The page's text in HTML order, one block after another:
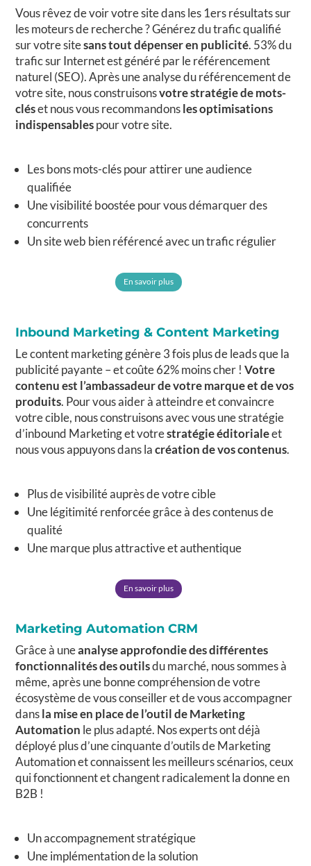
Vous rêvez de voir votre site dans les 1ers résultats sur
les moteurs de recherche ? Générez du trafic qualifié
sur votre sitesans tout dépenser en publicité. 53% du
trafic sur Internet est généré par le référencement
naturel (SEO). Après une analyse du référencement de
votre site, nous construisonsvotre stratégie de mots-
cléset nous vous recommandonsles optimisations
indispensablespour votre site.
Les bons mots-clés pour attirer une audience
qualifiée
Une visibilité boostée pour vous démarquer des
concurrents
Un site web bien référencé avec un trafic régulier
En savoir plus
Inbound Marketing & Content Marketing
Le content marketing génère 3 fois plus de leads que la
publicité payante – et coûte 62% moins cher !Votre
contenu est l’ambassadeur de votre marque et de vos
produits. Pour vous aider à atteindre et convaincre
votre cible, nous construisons avec vous une stratégie
d’inbound Marketing et votrestratégie éditorialeet
nous vous appuyons dans lacréation de vos contenus.
Plus de visibilité auprès de votre cible
Une légitimité renforcée grâce à des contenus de
qualité
Une marque plus attractive et authentique
En savoir plus
Marketing Automation CRM
Grâce à uneanalyse approfondie des différentes
fonctionnalités des outilsdu marché, nous sommes à
même, après une bonne compréhension de votre
écosystème de vous conseiller et de vous accompagner
dansla mise en place de l’outil de Marketing
Automation le plus adapté. Nos experts ont déjà
déployé plus d’une cinquante d’outils de Marketing
Automation et connaissent les meilleurs scénarios, ceux
qui fonctionnent et changent radicalement la donne en
B2B !
Un accompagnement stratégique
Une implémentation de la solution